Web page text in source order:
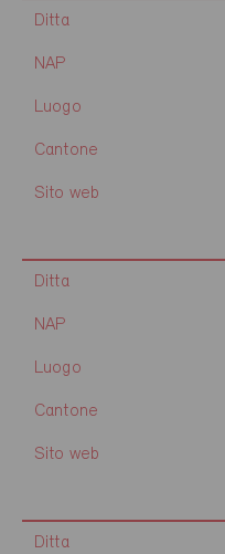
Ditta
NAP
Luogo
Cantone
Sito web
Ditta
NAP
Luogo
Cantone
Sito web
Ditta